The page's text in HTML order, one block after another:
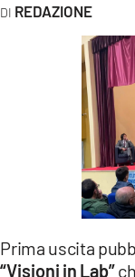
LACPLAY.IT
LACONAIR.IT
LACITYMAG.IT
REDAZIONE
Prima uscita
“Visioni in Lab”